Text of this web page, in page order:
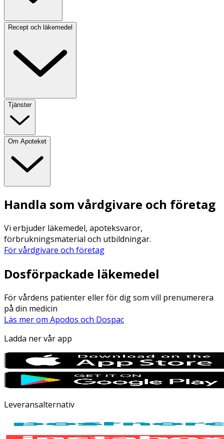
Recept och läkemedel
Tjänster
Om Apoteket
Handla som vårdgivare och företag
Vi erbjuder läkemedel, apoteksvaror,
förbrukningsmaterial och utbildningar.
För vårdgivare och företag
Dosförpackade läkemedel
För vårdens patienter eller för dig som vill prenumerera
på din medicin
Läs mer om Apodos och Dospac
Ladda ner vår app
Leveransalternativ